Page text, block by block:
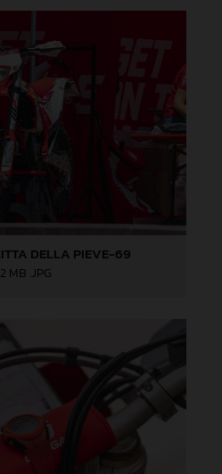
DELLA PIEVE-69
2 MB .JPG